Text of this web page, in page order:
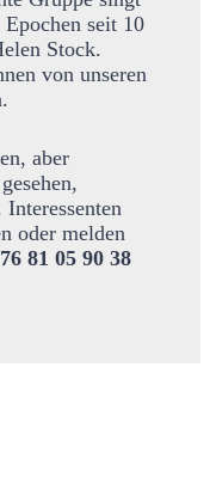
seit 10
Stock.
von unseren
aber
oder melden
81 05 90 38